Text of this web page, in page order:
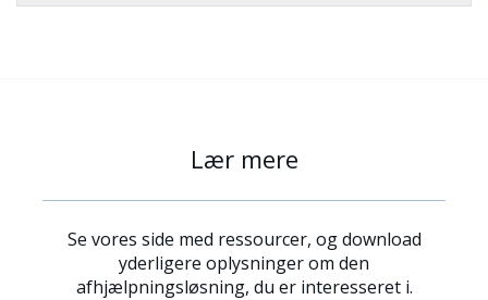
Lær mere
Se vores side med ressourcer, og download
yderligere oplysninger om den
afhjælpningsløsning, du er interesseret i.